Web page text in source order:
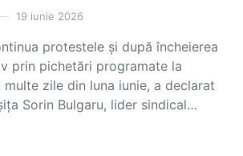
19 iunie 2026
protestele și după încheierea
prin pichetări programate la
multe zile din luna iunie, a declarat
Sorin Bulgaru, lider sindical…